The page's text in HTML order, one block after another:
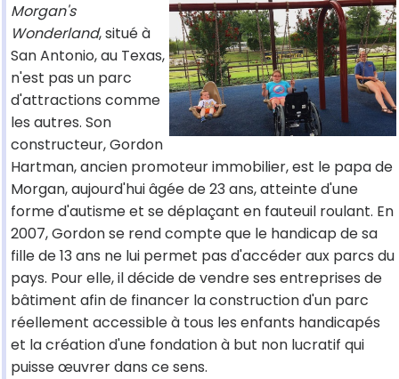
Morgan's
Wonderland, situé à
San Antonio, au Texas,
n'est pas un parc
d'attractions comme
les autres. Son
constructeur, Gordon
Hartman, ancien promoteur immobilier, est le papa de
Morgan, aujourd'hui âgée de 23 ans, atteinte d'une
forme d'autisme et se déplaçant en fauteuil roulant. En
2007, Gordon se rend compte que le handicap de sa
fille de 13 ans ne lui permet pas d'accéder aux parcs du
pays. Pour elle, il décide de vendre ses entreprises de
bâtiment afin de financer la construction d'un parc
réellement accessible à tous les enfants handicapés
et la création d'une fondation à but non lucratif qui
puisse œuvrer dans ce sens.